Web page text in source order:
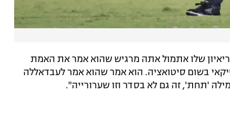
"בריאיון שלו אתמול אתה מרגיש שהוא אמר את האמת
בשום סיטואציה. הוא אמר שהוא אמר לעבדאללה
'תחת', זה גם לא בסדר וזו שערורייה".